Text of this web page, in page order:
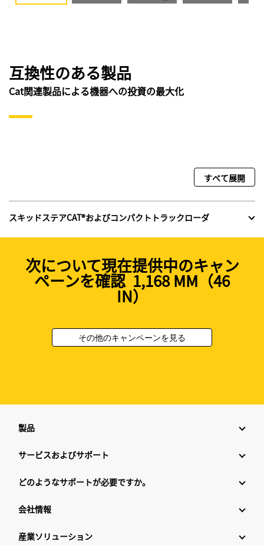
互換性のある製品
Cat関連製品による機器への投資の最大化
すべて展開
スキッドステアCAT®およびコンパクトトラックローダ
次について現在提供中のキャン
ペーンを確認 1,168 MM（46
IN）
その他のキャンペーンを見る
製品
サービスおよびサポート
どのようなサポートが必要ですか。
会社情報
産業ソリューション